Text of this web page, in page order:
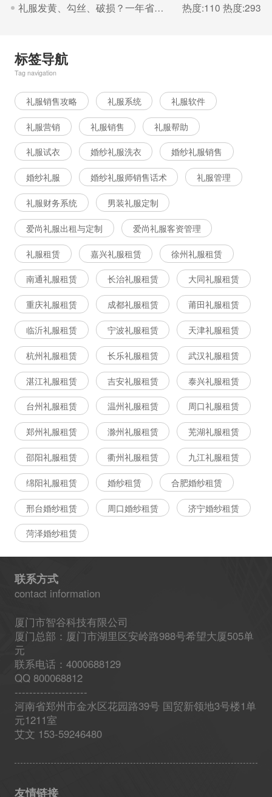
礼服发黄、勾丝、破损？一年省下几千块养护法
热度:110 热度:293
标签导航
Tag navigation
礼服销售攻略 礼服系统 礼服软件
礼服营销 礼服销售 礼服帮助
礼服试衣 婚纱礼服洗衣 婚纱礼服销售
婚纱礼服 婚纱礼服师销售话术 礼服管理
礼服财务系统 男装礼服定制
爱尚礼服出租与定制 爱尚礼服客资管理
礼服租赁 嘉兴礼服租赁 徐州礼服租赁
南通礼服租赁 长治礼服租赁 大同礼服租赁
重庆礼服租赁 成都礼服租赁 莆田礼服租赁
临沂礼服租赁 宁波礼服租赁 天津礼服租赁
杭州礼服租赁 长乐礼服租赁 武汉礼服租赁
湛江礼服租赁 吉安礼服租赁 泰兴礼服租赁
台州礼服租赁 温州礼服租赁 周口礼服租赁
郑州礼服租赁 滁州礼服租赁 芜湖礼服租赁
邵阳礼服租赁 衢州礼服租赁 九江礼服租赁
绵阳礼服租赁 婚纱租赁 合肥婚纱租赁
邢台婚纱租赁 周口婚纱租赁 济宁婚纱租赁
菏泽婚纱租赁
联系方式
contact information
厦门市智谷科技有限公司
厦门总部：厦门市湖里区安岭路988号希望大厦505单
元
联系电话：4000688129
QQ 800068812
--------------------
河南省郑州市金水区花园路39号 国贸新领地3号楼1单
元1211室
艾文 153-59246480
友情链接